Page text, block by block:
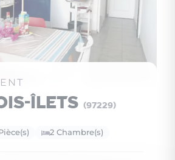
Îlets (97229)
2 Chambre(s)